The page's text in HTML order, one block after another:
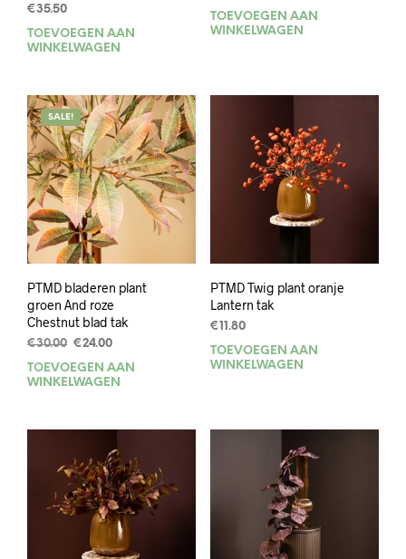
€35.50
TOEVOEGEN AAN
WINKELWAGEN
prijs
was:
prijs
is:
TOEVOEGEN AAN
WINKELWAGEN
SALE!
PTMD bladeren plant
groen And roze
Chestnut blad tak
€30.00 Oorspronkelijke
prijs
was:
€24.00Huidige
prijs
is:
TOEVOEGEN AAN
WINKELWAGEN
PTMD Twig plant oranje
Lantern tak
€11.80
TOEVOEGEN AAN
WINKELWAGEN